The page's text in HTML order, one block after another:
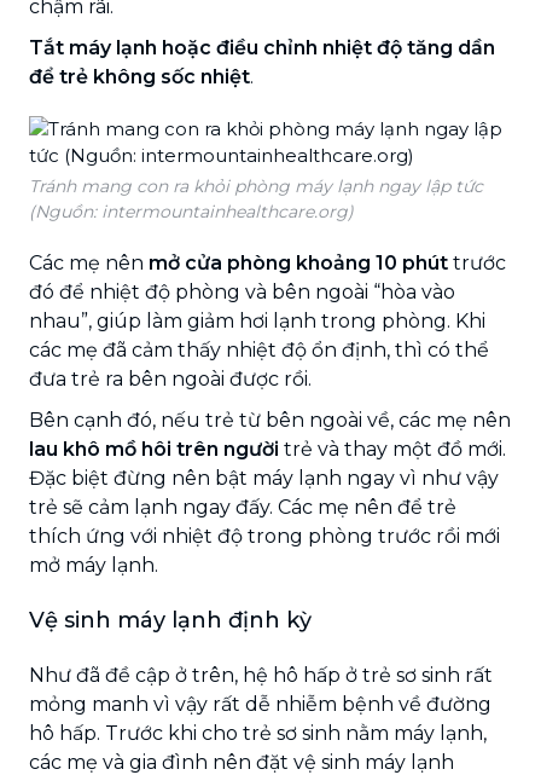
chậm rãi.
Tắt máy lạnh hoặc điều chỉnh nhiệt độ tăng dần
để trẻ không sốc nhiệt.
Tránh mang con ra khỏi phòng máy lạnh ngay lập tức
(Nguồn: intermountainhealthcare.org)
Các mẹ nên mở cửa phòng khoảng 10 phút trước
đó để nhiệt độ phòng và bên ngoài “hòa vào
nhau”, giúp làm giảm hơi lạnh trong phòng. Khi
các mẹ đã cảm thấy nhiệt độ ổn định, thì có thể
đưa trẻ ra bên ngoài được rồi.
Bên cạnh đó, nếu trẻ từ bên ngoài về, các mẹ nên
lau khô mồ hôi trên người trẻ và thay một đồ mới.
Đặc biệt đừng nên bật máy lạnh ngay vì như vậy
trẻ sẽ cảm lạnh ngay đấy. Các mẹ nên để trẻ
thích ứng với nhiệt độ trong phòng trước rồi mới
mở máy lạnh.
Vệ sinh máy lạnh định kỳ
Như đã đề cập ở trên, hệ hô hấp ở trẻ sơ sinh rất
mỏng manh vì vậy rất dễ nhiễm bệnh về đường
hô hấp. Trước khi cho trẻ sơ sinh nằm máy lạnh,
các mẹ và gia đình nên đặt vệ sinh máy lạnh